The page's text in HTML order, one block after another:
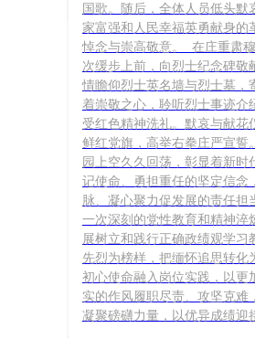
国歌。随后，全体人员低头默
家富强和人民幸福英勇献身的
悼念与崇高敬意。 在庄重肃
次缓步上前，向烈士纪念碑敬
情瞻仰烈士英名墙与烈士墓，
着崇敬之心，聆听烈士事迹介
受红色精神洗礼。默哀与献花
鲜红党旗，高举右拳庄严宣誓
园上空久久回荡，彰显着新时
记使命、勇担重任的坚定信念
脉、凝心聚力促发展的责任担
一次深刻的党性教育和精神淬
展树立和践行正确政绩观学习
先烈为榜样，把缅怀追思转化
初心使命融入岗位实践，以更
实的作风履职尽责、攻坚克难
凝聚磅礴力量，以优异成绩迎